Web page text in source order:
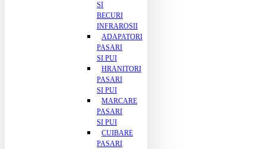
SI
BECURI
INFRAROSII
ADAPATORI
PASARI
SI PUI
HRANITORI
PASARI
SI PUI
MARCARE
PASARI
SI PUI
CUIBARE
PASARI